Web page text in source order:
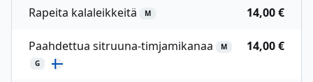
Rapeita kalaleikkeitä M 14,00 €
Paahdettua sitruuna-timjamikanaa
M
G
14,00 €